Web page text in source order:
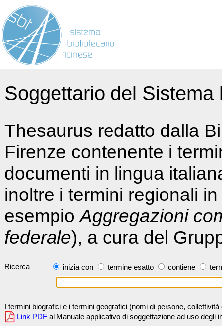
Soggettario del
Thesaurus redatto dalla
Firenze contenente i
documenti in lingua
inoltre i termini regionali
esempioAggregazioni
federale), a cura del
Ricerca inizia con termine esatto contiene
I termini biografici e i termini geografici (nomi di persone,
Link PDF al Manuale applicativo di soggettazione ad uso degli